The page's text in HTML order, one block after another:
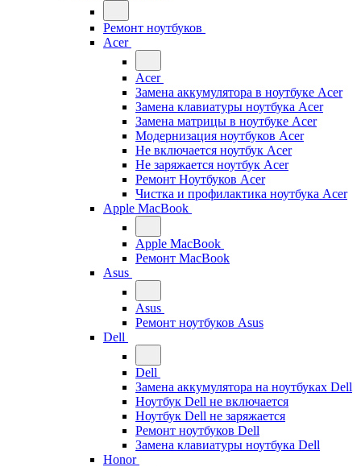
Ремонт ноутбуков
Acer
Acer
Замена аккумулятора в ноутбуке Acer
Замена клавиатуры ноутбука Acer
Замена матрицы в ноутбуке Acer
Модернизация ноутбуков Acer
Не включается ноутбук Acer
Не заряжается ноутбук Acer
Ремонт Ноутбуков Acer
Чистка и профилактика ноутбука Acer
Apple MacBook
Apple MacBook
Ремонт MacBook
Asus
Asus
Ремонт ноутбуков Asus
Dell
Dell
Замена аккумулятора на ноутбуках Dell
Ноутбук Dell не включается
Ноутбук Dell не заряжается
Ремонт ноутбуков Dell
Замена клавиатуры ноутбука Dell
Honor